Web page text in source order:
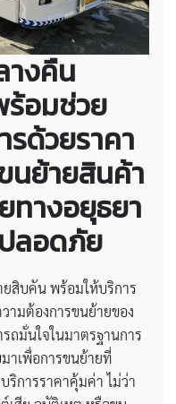
างคืน
ร้อมช่วย
รด้วยราคา
นย้ายสินค้า
ทางอยุธยา
ปลอดภัย
ยสิบคัน พร้อมให้บริการ
ามต้องการขนย้ายของ
ถมั่นใจในมาตรฐานการ
าเพื่อการขนย้ายที่
การราคาคุ้มค่า ไม่ว่า